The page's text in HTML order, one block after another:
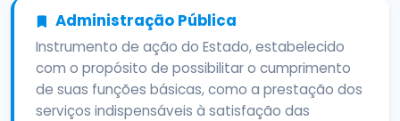
Administração Pública
Instrumento de ação do Estado, estabelecido
com o propósito de possibilitar o cumprimento
de suas funções básicas, como a prestação dos
serviços indispensáveis à satisfação das